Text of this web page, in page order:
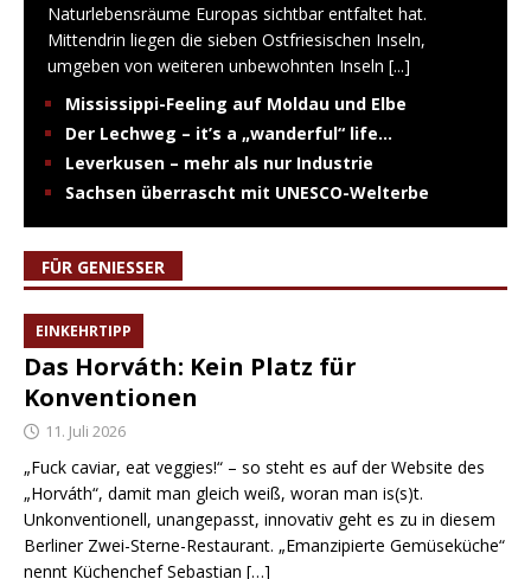
Naturlebensräume Europas sichtbar entfaltet hat.
Mittendrin liegen die sieben Ostfriesischen Inseln,
umgeben von weiteren unbewohnten Inseln [...]
Mississippi-Feeling auf Moldau und Elbe
Der Lechweg – it’s a „wanderful“ life…
Leverkusen – mehr als nur Industrie
Sachsen überrascht mit UNESCO-Welterbe
FÜR GENIESSER
EINKEHRTIPP
Das Horváth: Kein Platz für
Konventionen
11. Juli 2026
„Fuck caviar, eat veggies!“ – so steht es auf der Website des
„Horváth“, damit man gleich weiß, woran man is(s)t.
Unkonventionell, unangepasst, innovativ geht es zu in diesem
Berliner Zwei-Sterne-Restaurant. „Emanzipierte Gemüseküche“
nennt Küchenchef Sebastian […]